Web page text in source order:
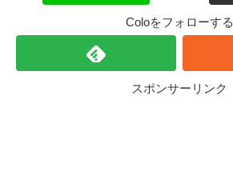
Coloをフォローする
スポンサーリンク